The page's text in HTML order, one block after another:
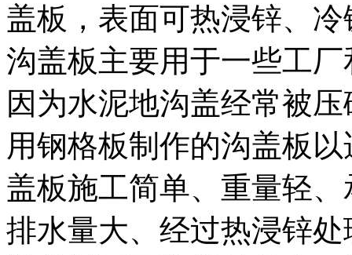
盖板，表面可热浸锌、
沟盖板主要用于一些工
因为水泥地沟盖经常被
用钢格板制作的沟盖板
盖板施工简单、重量轻
排水量大、经过热浸锌